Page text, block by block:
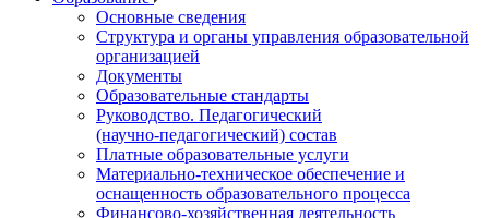
Основные сведения
Структура и органы управления образовательной
организацией
Документы
Образовательные стандарты
Руководство. Педагогический
(научно‑педагогический) состав
Платные образовательные услуги
Материально-техническое обеспечение и
оснащенность образовательного процесса
Финансово-хозяйственная деятельность